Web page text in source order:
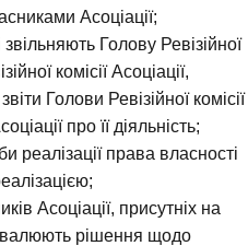
Асоціації;
Голову Ревізійної
комісії Асоціації,
Голови Ревізійної комісії
про її діяльність;
реалізації права власності
Асоціації, присутніх на
рішення щодо